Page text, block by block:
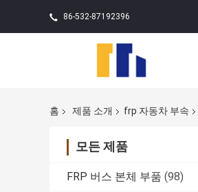
86-532-87192396
홈 제품 소개 frp 자동차 부속
모든 제품
FRP 버스 본체 부품 (98)